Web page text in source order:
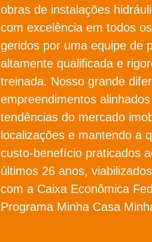
obras de instalações
com excelência em todos
geridos por uma equipe de
altamente qualificada e
treinada. Nosso grande
empreendimentos
tendências do mercado
localizações e mantendo a
custo-benefício praticados
últimos 26 anos,
com a Caixa Econômica
Programa Minha Casa